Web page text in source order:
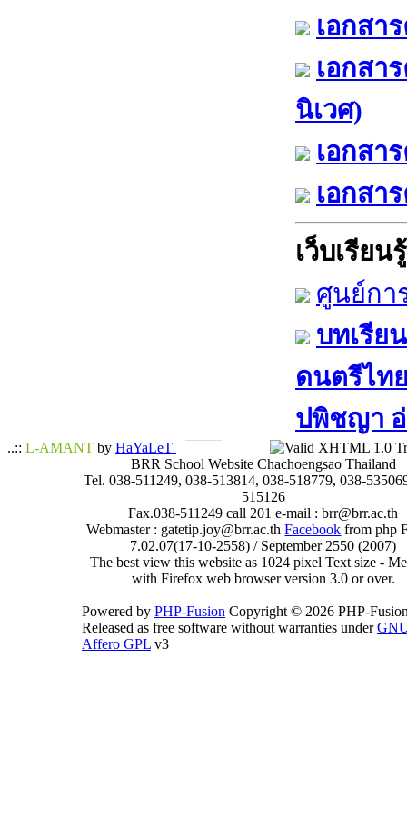
เอกสา
เอกสา
นิเวศ)
เอกสา
เอกสา
เว็บเรียนรู้
ศูนย์กา
บทเรีย
ดนตรีไท
ปพิชญา​ อ่
..:: L-AMANT by HaYaLeT
BRR School Website Chachoengsao Thailand
Tel. 038-511249, 038-513814, 038-518779, 038-
515126
Fax.038-511249 call 201 e-mail : brr@brr.ac.th
Webmaster : gatetip.joy@brr.ac.thFacebook from php
7.02.07(17-10-2558) / September 2550 (2007)
The best view this website as 1024 pixel Text size -
with Firefox web browser version 3.0 or over.
Powered by PHP-Fusion Copyright © 2026 PHP-
Released as free software without warranties under
Affero GPL v3